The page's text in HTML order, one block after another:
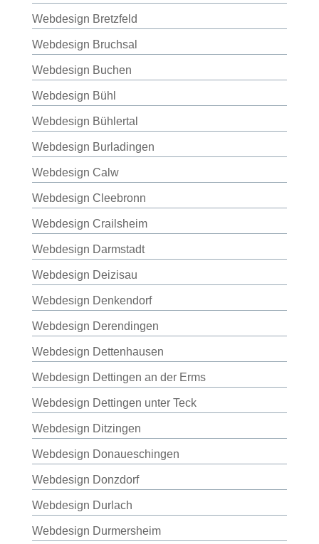
Webdesign Bretzfeld
Webdesign Bruchsal
Webdesign Buchen
Webdesign Bühl
Webdesign Bühlertal
Webdesign Burladingen
Webdesign Calw
Webdesign Cleebronn
Webdesign Crailsheim
Webdesign Darmstadt
Webdesign Deizisau
Webdesign Denkendorf
Webdesign Derendingen
Webdesign Dettenhausen
Webdesign Dettingen an der Erms
Webdesign Dettingen unter Teck
Webdesign Ditzingen
Webdesign Donaueschingen
Webdesign Donzdorf
Webdesign Durlach
Webdesign Durmersheim